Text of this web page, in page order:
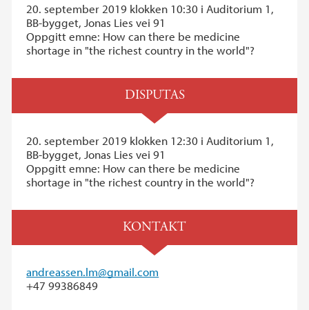
20. september 2019 klokken 10:30 i Auditorium 1,
BB-bygget, Jonas Lies vei 91
Oppgitt emne: How can there be medicine
shortage in "the richest country in the world"?
DISPUTAS
20. september 2019 klokken 12:30 i Auditorium 1,
BB-bygget, Jonas Lies vei 91
Oppgitt emne: How can there be medicine
shortage in "the richest country in the world"?
KONTAKT
andreassen.lm@gmail.com
+47 99386849